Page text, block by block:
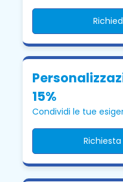
15%
Condividi le tue